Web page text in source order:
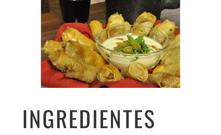
INGREDIENTES